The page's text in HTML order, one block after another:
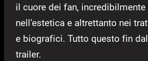
il cuore dei fan, incredibilmente
nell’estetica e altrettanto nei
e biografici. Tutto questo fin
trailer.